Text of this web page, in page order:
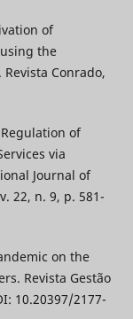
of
the
Conrado,
Regulation of
via
Journal of
22, n. 9, p. 581-
on the
Revista Gestão
10.20397/2177-